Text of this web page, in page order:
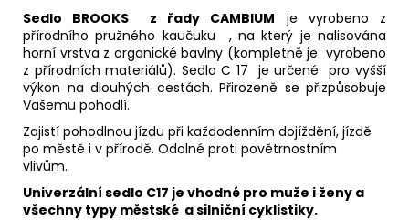
Sedlo BROOKS z řady CAMBIUM je vyrobeno z
přírodního pružného kaučuku , na který je nalisována
horní vrstva z organické bavlny (kompletně je vyrobeno
z přírodních materiálů). Sedlo C 17 je určené pro vyšší
výkon na dlouhých cestách. Přirozeně se přizpůsobuje
Vašemu pohodlí.
Zajistí pohodlnou jízdu při každodenním dojíždění, jízdě
po městě i v přírodě. Odolné proti povětrnostním
vlivům.
Univerzální sedlo C17 je vhodné pro muže i ženy a
všechny typy městské a silniční cyklistiky.